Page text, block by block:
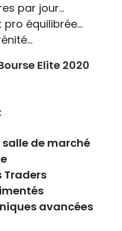
par jour…
pro équilibrée…
Elite 2020
de marché
Traders
avancées